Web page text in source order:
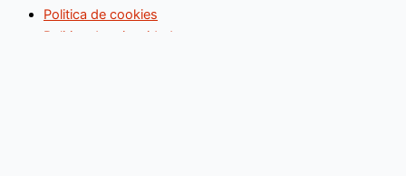
Politica de cookies
Politica de privacidad